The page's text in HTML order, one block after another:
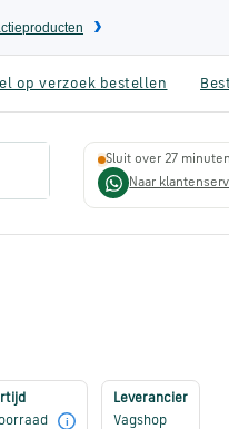
op verzoek bestellen
Sluit over 27 minuten
Naar
i
Leverancier
Vagshop